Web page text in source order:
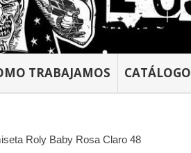
TRABAJAMOS CATÁLOGO
Roly Baby Rosa Claro 48